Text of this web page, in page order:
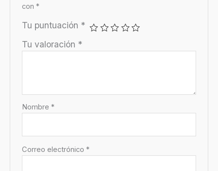
con*
Tu puntuación *
Tu valoración *
Nombre*
Correo electrónico*